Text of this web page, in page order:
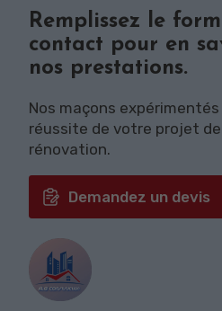
Remplissez le
contact pour en
nos prestations.
Nos maçons
réussite de votre projet
rénovation.
Demandez un devis